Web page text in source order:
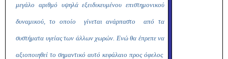
μεγάλο αριθμό υψηλά εξειδικευμένου επιστημονικού
δυναμικού, το οποίο γίνεται ανάρπαστο από τα
συστήματα υγείας των άλλων χωρών. Ενώ θα έπρεπε να
αξιοποιηθεί το σημαντικό αυτό κεφάλαιο προς όφελος